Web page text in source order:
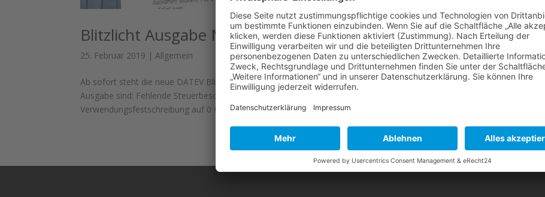
Blitzlicht Ausgabe März 2019 erschienen
25. Februar 2019 |Allgemein
Ab sofort steht die neue DATEV Blitzlicht Ausgabe März 2019 in unserem News Bereich zur Verfügung. Schwerpunkte der
Ausgabe sind: Fehlende Steuerbescheinigung über die Ausschüttung aus der Kapitalrücklage führt zur
Verwendungsfestschreibung auf 0 € Voraussetzungen für...